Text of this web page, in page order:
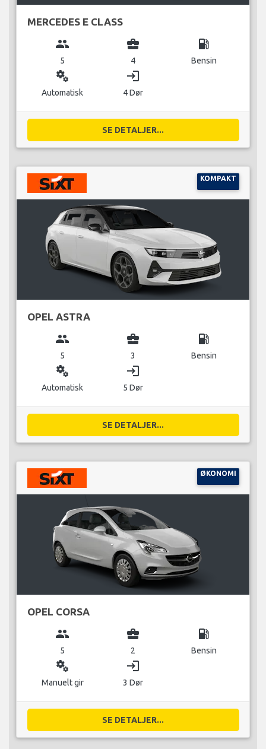
MERCEDES E CLASS
group
5
business_center
4
local_gas_station
Bensin
miscellaneous_services
Automatisk
login
4 Dør
SE DETALJER...
KOMPAKT
OPEL ASTRA
group
5
business_center
3
local_gas_station
Bensin
miscellaneous_services
Automatisk
login
5 Dør
SE DETALJER...
ØKONOMI
OPEL CORSA
group
5
business_center
2
local_gas_station
Bensin
miscellaneous_services
Manuelt gir
login
3 Dør
SE DETALJER...